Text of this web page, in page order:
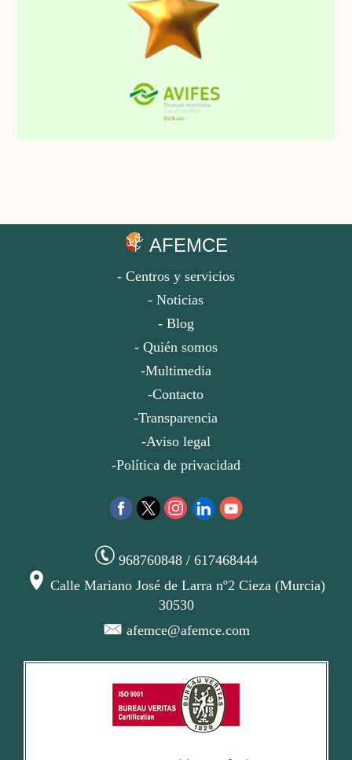
AFEMCE
- Centros y servicios
- Noticias
- Blog
- Quién somos
-Multimedia
-Contacto
-Transparencia
-Aviso legal
-Política de privacidad
968760848 / 617468444
Calle Mariano José de Larra nº2 Cieza (Murcia)
30530
afemce@afemce.com